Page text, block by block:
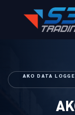
AKO DATA